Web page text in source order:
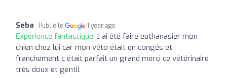
Seba Publié le 1 year ago
Expérience fantastique: J ai été faire euthanasier mon
chien chez lui car mon véto était en congés et
franchement c était parfait un grand merci ce vétérinaire
très doux et gentil